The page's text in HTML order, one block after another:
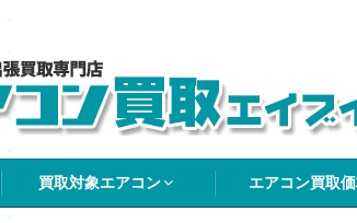
ン買取エイブイ
買取対象エアコン エアコン買取